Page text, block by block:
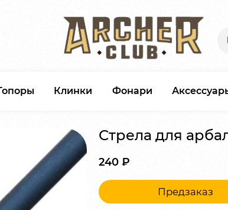
Клинки Фонари
Стрела для
240 ₽
Предзаказ